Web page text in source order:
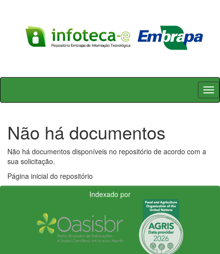
Skip
Não há documentos
Não há documentos disponíveis no repositório de acordo com a
sua solicitação.
Página inicial do repositório
Indexado por